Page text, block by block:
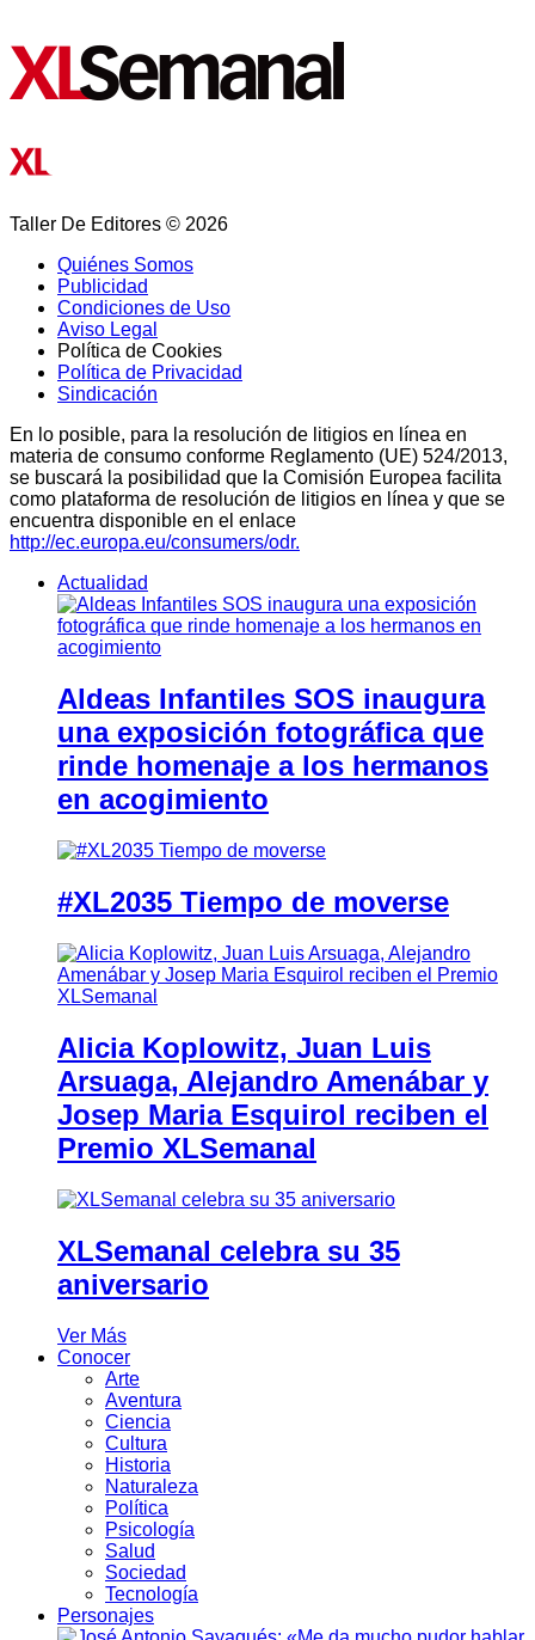
Taller De Editores © 2026
Quiénes Somos
Publicidad
Condiciones de Uso
Aviso Legal
Política de Cookies
Política de Privacidad
Sindicación
En lo posible, para la resolución de litigios en línea en
materia de consumo conforme Reglamento (UE) 524/2013,
se buscará la posibilidad que la Comisión Europea facilita
como plataforma de resolución de litigios en línea y que se
encuentra disponible en el enlace
http://ec.europa.eu/consumers/odr.
Actualidad
Aldeas Infantiles SOS inaugura
una exposición fotográfica que
rinde homenaje a los hermanos
en acogimiento
#XL2035 Tiempo de moverse
Alicia Koplowitz, Juan Luis
Arsuaga, Alejandro Amenábar y
Josep Maria Esquirol reciben el
Premio XLSemanal
XLSemanal celebra su 35
aniversario
Ver Más
Conocer
Arte
Aventura
Ciencia
Cultura
Historia
Naturaleza
Política
Psicología
Salud
Sociedad
Tecnología
Personajes